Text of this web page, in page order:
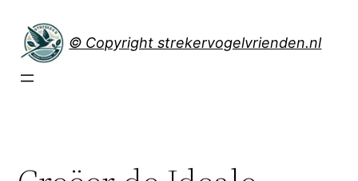
naar
inhoud
© Copyright strekervogelvrienden.nl